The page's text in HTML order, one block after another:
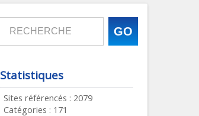
Statistiques
Sites référencés : 2079
Catégories : 171